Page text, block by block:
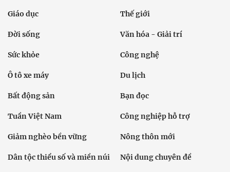
Giáo dục Thế giới
Đời sống Văn hóa - Giải trí
Sức khỏe Công nghệ
Ô tô xe máy Du lịch
Bất động sản Bạn đọc
Tuần Việt Nam Công nghiệp hỗ trợ
Giảm nghèo bền vững Nông thôn mới
Dân tộc thiểu số và miền núi Nội dung chuyên đề